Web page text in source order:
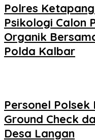
Polres
Psikologi Calon
Organik
Polda Kalbar
Personel
Ground Check
Desa Langan